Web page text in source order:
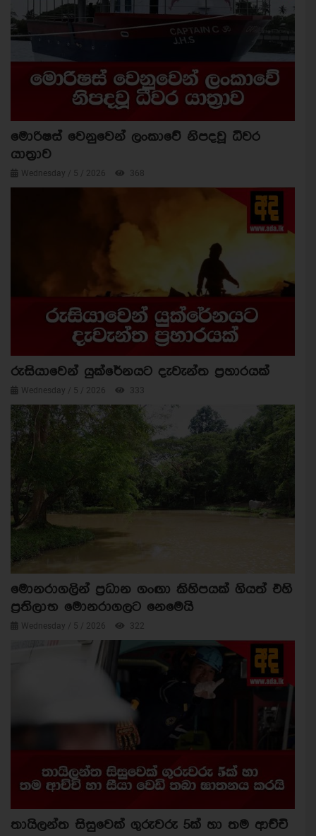
මොරිෂස් වෙනුවෙන් ලංකාවේ නිපදවූ ධීවර
යාත්‍රාව
Wednesday / 5 / 2026 368
රුසියාවෙන් යුක්රේනයට දැවැන්ත ප්‍රහාරයක්
Wednesday / 5 / 2026 333
මොනරාගලින් ප්‍රධාන ගංඟා කිහිපයක් ගියත් එහි
ප්‍රතිලාභ මොනරාගලට නෙමෙයි
Wednesday / 5 / 2026 322
තායිලන්ත සිසුවෙක් ගුරුවරු 5ක් හා තම ආච්චි